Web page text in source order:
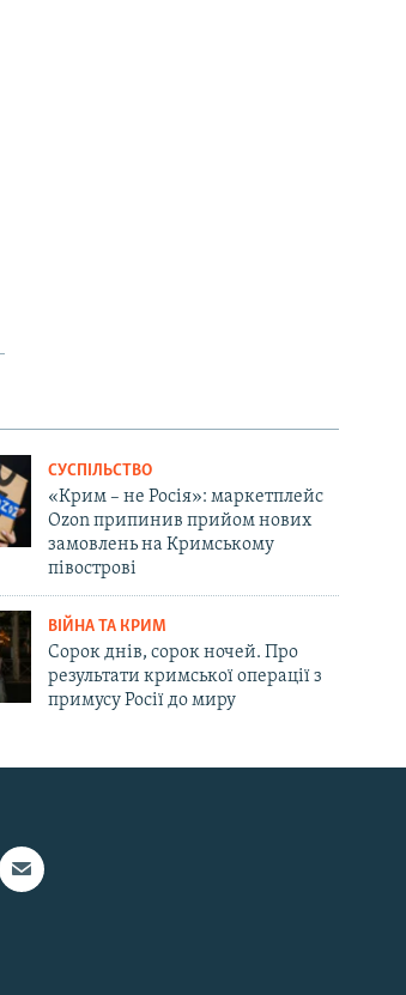
СУСПІЛЬСТВО
«Крим – не Росія»: маркетплейс
Ozon припинив прийом нових
замовлень на Кримському
півострові
ВІЙНА ТА КРИМ
Сорок днів, сорок ночей. Про
результати кримської операції з
примусу Росії до миру